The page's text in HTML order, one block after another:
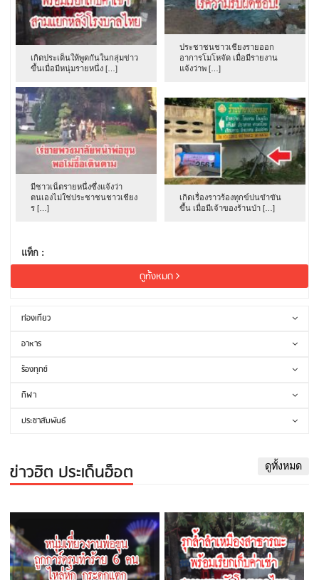
เกิดประเด็นให้พูดกันในกลุ่มข่าว
ขึ้นเมื่อมีหนุ่มรายหนึ่ง […]
ประชาชนชาวเชียงรายออก
อาการโมโหจัด เมื่อมีรายงาน
แจ้งว่าพ […]
มีชาวเน็ตรายหนึ่งซึ่งแจ้งว่า
ตนเองไม่ใช่ประชาชนชาวเชียง
ร […]
เกิดเรื่องราวร้องทุกข์ปนขำขัน
ขึ้น เมื่อมีเจ้าของร้านป่า […]
แท็ก :
ดูทั้งหมด
ท่องเที่ยว
อาหาร
ร้องทุกข์
กีฬา
ประชาสัมพันธ์
ข่าวฮิต ประเด็นฮ็อต ดูทั้งหมด